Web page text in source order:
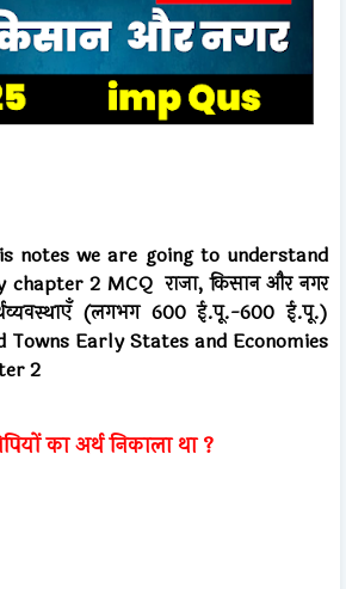
notes we are going to understand
2 MCQ राजा, किसान और नगर
(लगभग 600 ई.पू.-600 ई.पू.)
Towns Early States and Economies
2
का अर्थ निकाला था ?